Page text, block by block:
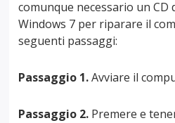
comunque necessario un CD
Windows 7 per riparare il
seguenti passaggi:
Passaggio 1.Avviare il
Passaggio 2. Premere e